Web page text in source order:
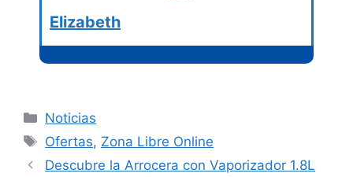
Elizabeth
Categorías
Noticias
Etiquetas
Ofertas, Zona Libre Online
Descubre la Arrocera con Vaporizador 1.8L